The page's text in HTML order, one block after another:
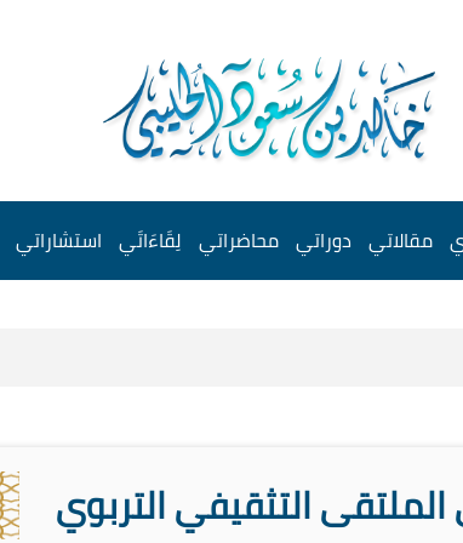
مقالاتي دوراتي محاضراتي لِقَاءَاتَي استشاراتي
التثقيفي التربوي